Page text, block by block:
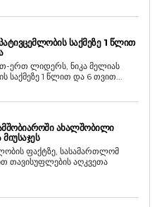
ᲡᲐᲥᲛᲔᲖᲔ 1 ᲬᲚᲘᲗ
ერთ ლიდერს, ნიკა მელიას
საქმეზე 1 წლით და 6 თვით...
ᲐᲮᲐᲚᲨᲝᲑᲘᲚᲘ
ფაქტზე, სასამართლომ
თავისუფლების აღკვეთა